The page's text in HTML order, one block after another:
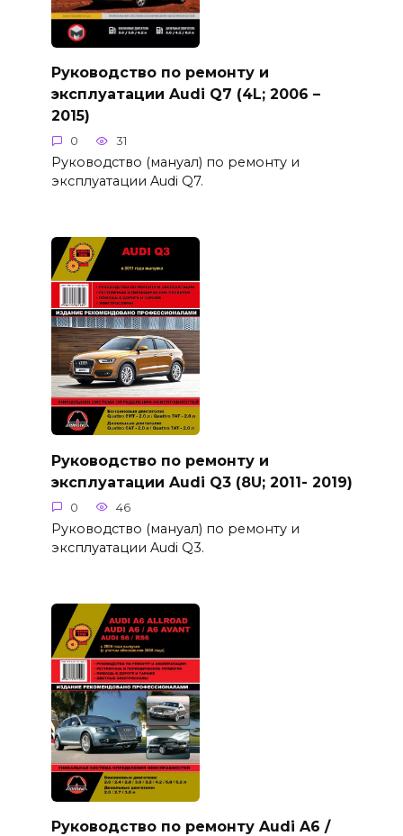
Руководство по ремонту и
эксплуатации Audi Q7 (4L; 2006 –
2015)
0 31
Руководство (мануал) по ремонту и
эксплуатации Audi Q7.
Руководство по ремонту и
эксплуатации Audi Q3 (8U; 2011- 2019)
0 46
Руководство (мануал) по ремонту и
эксплуатации Audi Q3.
Руководство по ремонту Audi A6 /